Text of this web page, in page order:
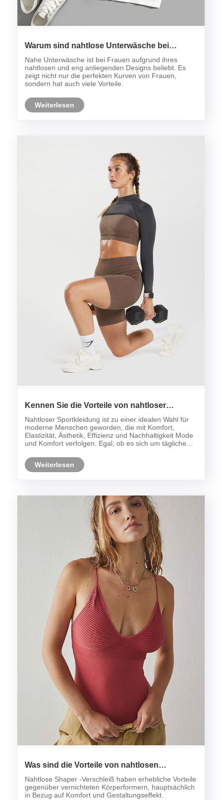
Warum sind nahtlose Unterwäsche bei
Frauen so beliebt?
Nahe Unterwäsche ist bei Frauen aufgrund ihres
nahtlosen und eng anliegenden Designs beliebt. Es
zeigt nicht nur die perfekten Kurven von Frauen,
sondern hat auch viele Vorteile.
Weiterlesen
Kennen Sie die Vorteile von nahtloser
Sportbekleidung?
Nahtloser Sportkleidung ist zu einer idealen Wahl für
moderne Menschen geworden, die mit Komfort,
Elastizität, Ästhetik, Effizienz und Nachhaltigkeit Mode
und Komfort verfolgen. Egal, ob es sich um tägliche
Kleidung kann Ihnen ein qualitativ hochwe......
Weiterlesen
Was sind die Vorteile von nahtlosen
Schalenverschleiß gegenüber dem
Nahtschaper -Verschleiß?
Nahtlose Shaper -Verschleiß haben erhebliche Vorteile
gegenüber vernichteten Körperformern, hauptsächlich
in Bezug auf Komfort und Gestaltungseffekt.